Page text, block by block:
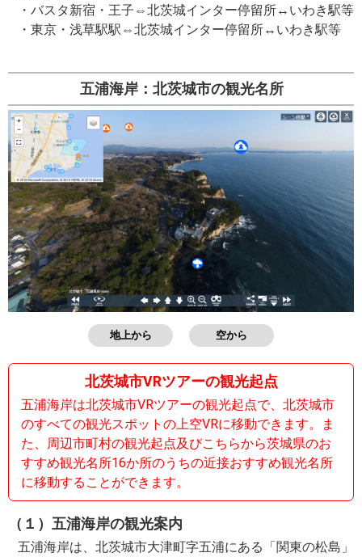
・バスタ新宿・王子⇔北茨城インター停留所↔いわき駅等
・東京・浅草駅駅⇔北茨城インター停留所↔いわき駅等
五浦海岸：北茨城市の観光名所
地上から 空から
北茨城市VRツアーの観光起点
五浦海岸は北茨城市VRツアーの観光起点で、北茨城市
のすべての観光スポットの上空VRに移動できます。ま
た、周辺市町村の観光起点及びこちらから茨城県のお
すすめ観光名所16か所のうちの近接おすすめ観光名所
に移動することができます。
（１）五浦海岸の観光案内
五浦海岸は、北茨城市大津町字五浦にある「関東の松島」